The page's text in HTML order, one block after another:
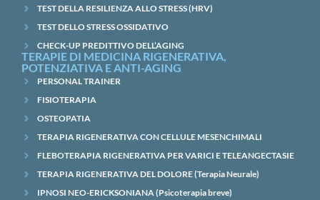
TEST DELLA RESILIENZA ALLO STRESS (HRV)
TEST DELLO STRESS OSSIDATIVO
CHECK-UP PREDITTIVO DELL’AGING
TERAPIE DI MEDICINA RIGENERATIVA,
POTENZIATIVA E ANTI-AGING
PERSONAL TRAINER
FISIOTERAPIA
OSTEOPATIA
TERAPIA RIGENERATIVA CON CELLULE MESENCHIMALI
FLEBOTERAPIA RIGENERATIVA PER VARICI E TELEANGECTASIE
TERAPIA RIGENERATIVA DEL DOLORE (Terapia Neurale)
IPNOSI NEO-ERICKSONIANA (Psicoterapia breve)